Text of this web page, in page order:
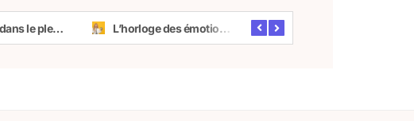
Émotion logée dans le plexus solaire : que signifie-t-elle vraiment ? L’horloge des émotions : comment nos humeurs suivent une chronobiologie